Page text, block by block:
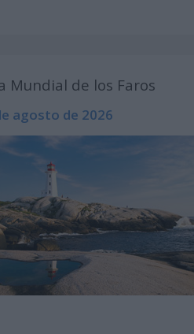
Mundial de los Faros
agosto de 2026